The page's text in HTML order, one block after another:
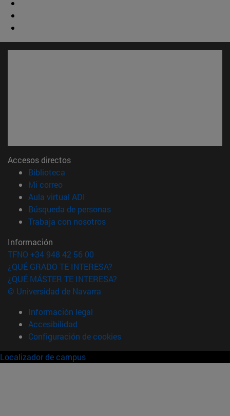
Accesos directos
Biblioteca
Mi correo(abre en nueva ventana)
Aula virtual ADI
Búsqueda de personas(abre en nueva ventana)
Trabaja con nosotros(abre en nueva ventana)
Información
TFNO +34 948 42 56 00
¿QUÉ GRADO TE INTERESA?
¿QUÉ MÁSTER TE INTERESA?
© Universidad de Navarra
Información legal
Accesibilidad
Configuración de cookies
Localizador de campus